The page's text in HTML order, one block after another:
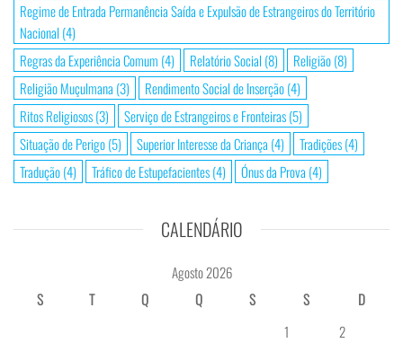
Regime de Entrada Permanência Saída e Expulsão de Estrangeiros do Território
Nacional (4)
Regras da Experiência Comum (4) Relatório Social (8) Religião(8)
Religião Muçulmana (3) Rendimento Social de Inserção(4)
Ritos Religiosos(3) Serviço de Estrangeiros e Fronteiras(5)
Situação de Perigo(5) Superior Interesse da Criança (4) Tradições(4)
Tradução(4) Tráfico de Estupefacientes(4) Ónus da Prova (4)
CALENDÁRIO
Agosto 2026
S
T Q Q S S
D
1
2